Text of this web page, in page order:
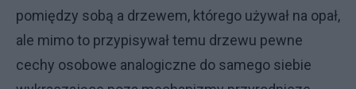
pomiędzy sobą a drzewem, którego używał na opał,
ale mimo to przypisywał temu drzewu pewne
cechy osobowe analogiczne do samego siebie